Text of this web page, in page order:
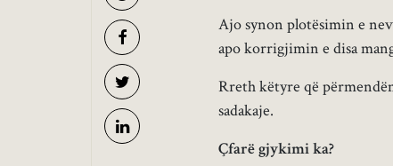
Ajo synon plotësimin e
apo korrigjimin e disa
Rreth këtyre që
sadakaje.
Çfarë gjykimi ka?